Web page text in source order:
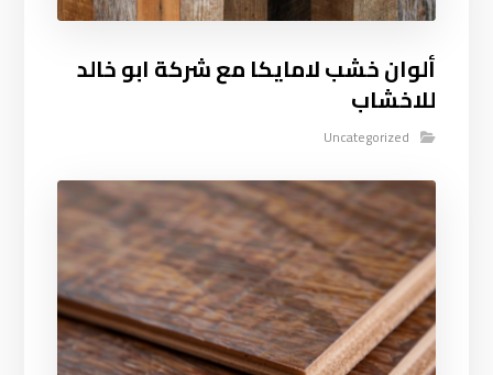
ألوان خشب لامايكا مع شركة ابو خالد
للاخشاب
Uncategorized